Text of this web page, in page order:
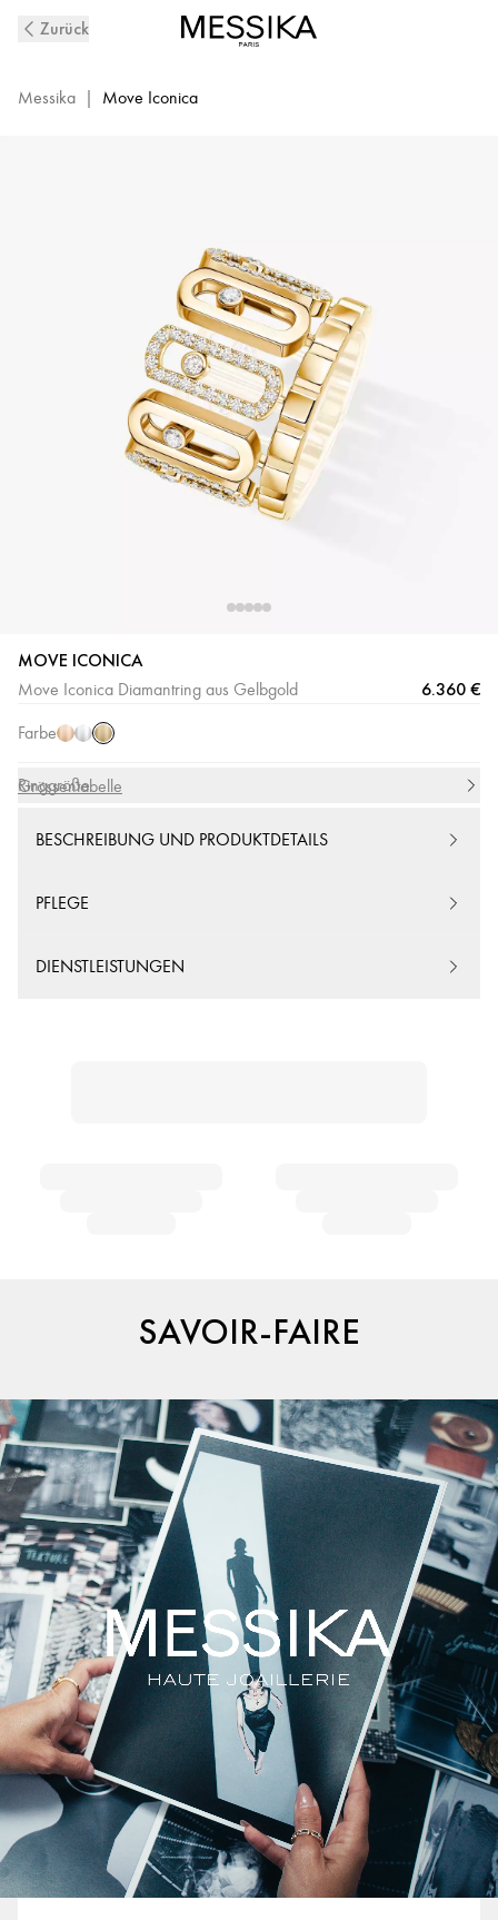
Iconica
aus
Zurück
Messika | Move Iconica
MOVE ICONICA
Move Iconica Diamantring aus Gelbgold 6.360 €
Farbe
Roségold
Weißgold
Gelbgold
Grössentabelle
Ringgröße
BESCHREIBUNG UND PRODUKTDETAILS
PFLEGE
DIENSTLEISTUNGEN
SAVOIR-FAIRE